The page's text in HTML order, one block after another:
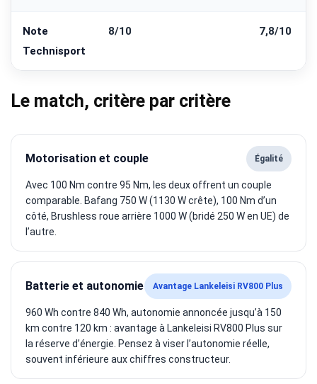
Note
Technisport
8/10 7,8/10
Le match, critère par critère
Motorisation et couple Égalité
Avec 100 Nm contre 95 Nm, les deux offrent un couple
comparable. Bafang 750 W (1130 W crête), 100 Nm d’un
côté, Brushless roue arrière 1000 W (bridé 250 W en UE) de
l’autre.
Batterie et autonomie Avantage Lankeleisi RV800 Plus
960 Wh contre 840 Wh, autonomie annoncée jusqu’à 150
km contre 120 km : avantage à Lankeleisi RV800 Plus sur
la réserve d’énergie. Pensez à viser l’autonomie réelle,
souvent inférieure aux chiffres constructeur.